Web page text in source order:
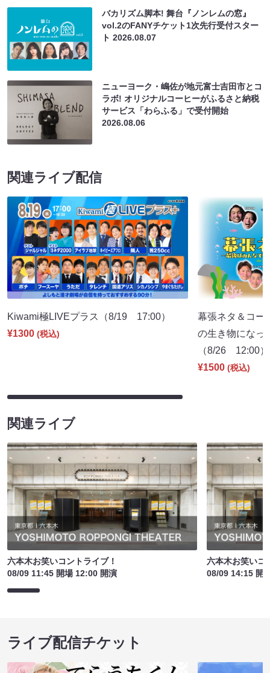
バカリズム脚本! 舞台『ノンレムの窓』
vol.2のFANYチケット1次先行受付スター
ト2026.08.07
ニューヨーク・嶋佐が地元富士吉田市とコ
ラボ! オリジナルコーヒーがふるさと納税
サービス「わらふる」で受付開始
2026.08.06
関連ライブ配信
Kiwami極LIVEプラス（8/19 17:00）
¥1300 (税込)
幕張ネタ＆コー
の生き物になっ
（8/26 12:00）
¥1500 (税込)
関連ライブ
六本木お笑いコントライブ！
08/09 11:45 開場 12:00 開演
六本木お笑いコ
08/09 14:15 開
ライブ配信チケット